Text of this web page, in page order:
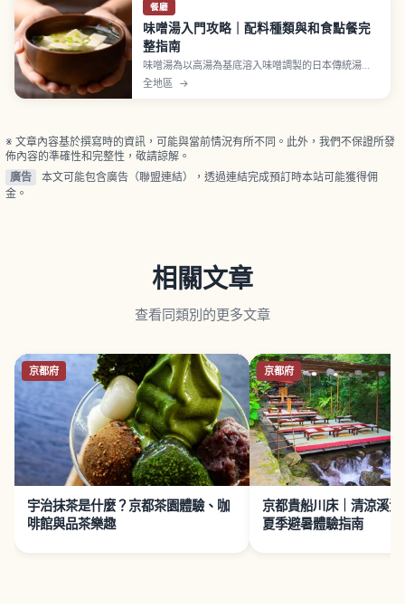
餐廳
味噌湯入門攻略｜配料種類與和食點餐完
整指南
味噌湯為以高湯為基底溶入味噌調製的日本傳統湯
品。高湯分柴魚（香氣鮮明）、昆布（溫和鮮味）、
選擇。
全地區 →
※ 文章內容基於撰寫時的資訊，可能與當前情況有所不同。此外，我們不保證所發
佈內容的準確性和完整性，敬請諒解。
廣告
本文可能包含廣告（聯盟連結），透過連結完成預訂時本站可能獲得佣
金。
相關文章
查看同類別的更多文章
京都府
宇治抹茶是什麼？京都茶園體驗、咖
啡館與品茶樂趣
京都府
京都貴船川床｜清涼溪
夏季避暑體驗指南